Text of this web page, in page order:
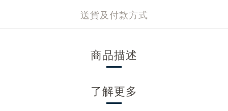
送貨及付款方式
商品描述
了解更多